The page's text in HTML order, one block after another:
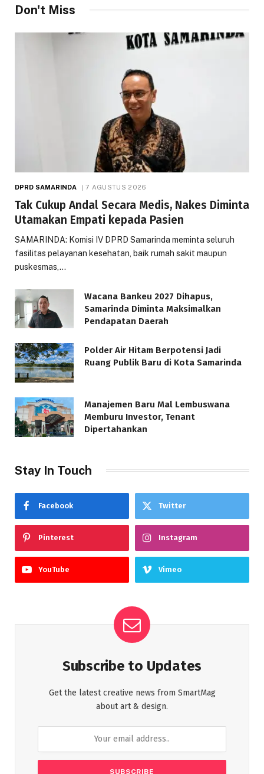
Don't Miss
DPRD SAMARINDA 7 AGUSTUS 2026
Tak Cukup Andal Secara Medis, Nakes Diminta
Utamakan Empati kepada Pasien
SAMARINDA: Komisi IV DPRD Samarinda meminta seluruh
fasilitas pelayanan kesehatan, baik rumah sakit maupun
puskesmas,…
Wacana Bankeu 2027 Dihapus,
Samarinda Diminta Maksimalkan
Pendapatan Daerah
Polder Air Hitam Berpotensi Jadi
Ruang Publik Baru di Kota Samarinda
Manajemen Baru Mal Lembuswana
Memburu Investor, Tenant
Dipertahankan
Stay In Touch
Facebook Twitter
Pinterest Instagram
YouTube Vimeo
Subscribe to Updates
Get the latest creative news from SmartMag
about art & design.